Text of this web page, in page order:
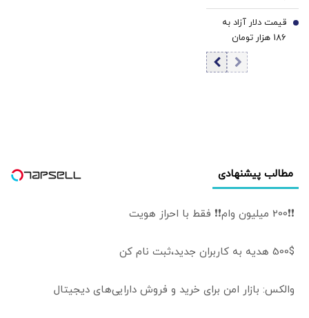
انگلیس خبر داد
مرداد 1405/ کاهش
قیمت دلار و یورو
قیمت دلار آزاد به
186 هزار تومان
7
مطالب پیشنهادی
❗❗200 میلیون وام❗❗ فقط با احراز هویت
500$ هدیه به کاربران جدید،ثبت نام کن
والکس: بازار امن برای خرید و فروش دارایی‌های دیجیتال